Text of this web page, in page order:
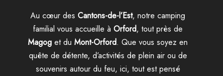
Au cœur des Cantons-de-l’Est, notre camping
familial vous accueille à Orford, tout près de
Magog et du Mont-Orford. Que vous soyez en
quête de détente, d’activités de plein air ou de
souvenirs autour du feu, ici, tout est pensé